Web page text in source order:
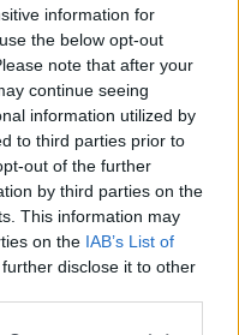
information for
the below opt-out
note that after your
continue seeing
information utilized by
to third parties prior to
out of the further
by third parties on the
This information may
on the IAB’s List of
disclose it to other